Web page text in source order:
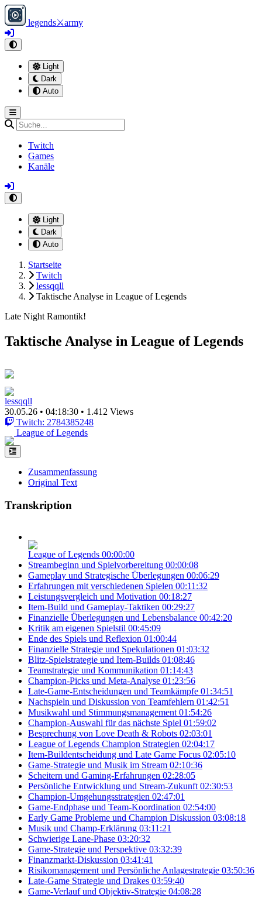
legends⚔army
Light
Dark
Auto
Twitch
Games
Kanäle
Light
Dark
Auto
Startseite
Twitch
lessqqll
Taktische Analyse in League of Legends
Late Night Ramontik!
Taktische Analyse in League of Legends
lessqqll
30.05.26 • 04:18:30 • 1.412 Views
Twitch: 2784385248
League of Legends
Zusammenfassung
Original Text
Transkription
League of Legends 00:00:00
Streambeginn und Spielvorbereitung 00:00:08
Gameplay und Strategische Überlegungen 00:06:29
Erfahrungen mit verschiedenen Spielen 00:11:32
Leistungsvergleich und Motivation 00:18:27
Item-Build und Gameplay-Taktiken 00:29:27
Finanzielle Überlegungen und Lebensbalance 00:42:20
Kritik am eigenen Spielstil 00:45:09
Ende des Spiels und Reflexion 01:00:44
Finanzielle Strategie und Spekulationen 01:03:32
Blitz-Spielstrategie und Item-Builds 01:08:46
Teamstrategie und Kommunikation 01:14:43
Champion-Picks und Meta-Analyse 01:23:56
Late-Game-Entscheidungen und Teamkämpfe 01:34:51
Nachspieln und Diskussion von Teamfehlern 01:42:51
Musikwahl und Stimmungsmanagement 01:54:26
Champion-Auswahl für das nächste Spiel 01:59:02
Besprechung von Love Death & Robots 02:03:01
League of Legends Champion Strategien 02:04:17
Item-Buildentscheidung und Late Game Focus 02:05:10
Game-Strategie und Musik im Stream 02:10:36
Scheitern und Gaming-Erfahrungen 02:28:05
Persönliche Entwicklung und Stream-Zukunft 02:30:53
Champion-Umgehungsstrategien 02:47:01
Game-Endphase und Team-Koordination 02:54:00
Early Game Probleme und Champion Diskussion 03:08:18
Musik und Champ-Erklärung 03:11:21
Schwierige Lane-Phase 03:20:32
Game-Strategie und Perspektive 03:32:39
Finanzmarkt-Diskussion 03:41:41
Risikomanagement und Persönliche Anlagestrategie 03:50:36
Late-Game Strategie und Drakes 03:59:40
Game-Verlauf und Objektiv-Strategie 04:08:28